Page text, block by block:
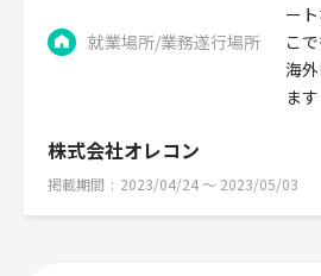
就業場所/業務遂行場所
ー
こ
海
ます
株式会社オレコン
掲載期間 2023/04/24 〜 2023/05/03